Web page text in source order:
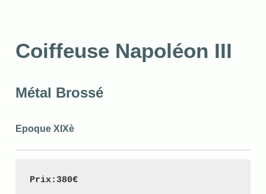
Coiffeuse Napoléon III
Métal Brossé
Epoque XIXè
Prix:380€